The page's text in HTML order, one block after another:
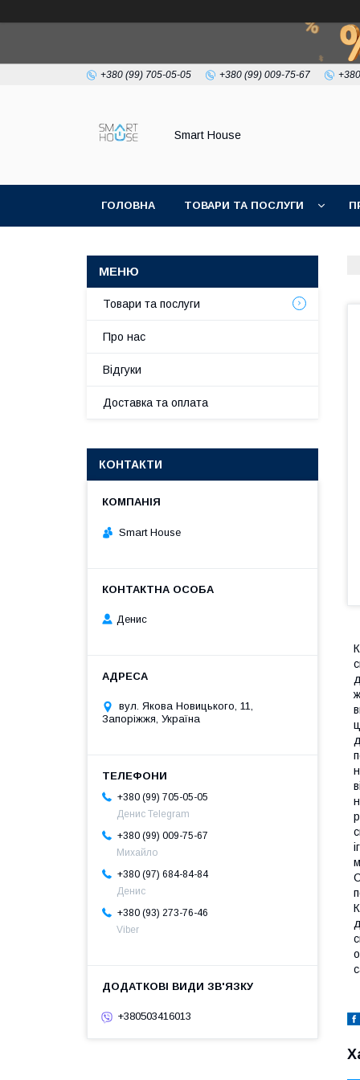
+380 (99) 705-05-05 +380 (99) 009-75-67
Smart House
ГОЛОВНА ТОВАРИ ТА ПОСЛУГИ
Товари та послуги
Про нас
Відгуки
Доставка та оплата
КОНТАКТИ
Smart House
Денис
вул. Якова Новицького, 11,
Запоріжжя, Україна
+380 (99) 705-05-05
Денис Telegram
+380 (99) 009-75-67
Михайло
+380 (97) 684-84-84
Денис
+380 (93) 273-76-46
Viber
+380503416013